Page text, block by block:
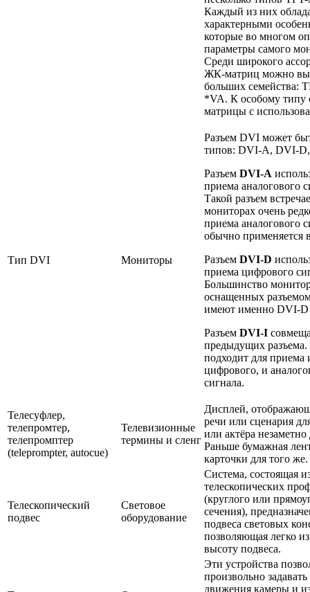
Каждый из них
характерными
которые во многом
параметры самого
Среди широкого
ЖК-матриц можно
больших семейства:
*VA. К особому типу
матрицы с
Тип DVI Мониторы
Разъем DVI может
типов: DVI-A, DVI-
Разъем DVI-A
приема аналогового
Такой разъем
мониторах очень
приема аналогового
обычно применяется
Разъем DVI-D
приема цифрового
Большинство
оснащенных
имеют именно DVI-D
Разъем DVI-I
предыдущих
подходит для приема
цифрового, и
сигнала.
Телесуфлер,
телепромтер,
телепромптер
(teleprompter, autocue)
Телевизионные
термины и сленг
Дисплей,
речи или сценария
или актёра незаметно
Раньше бумажная
карточки для того же.
Телескопический
подвес
Световое
оборудование
Система, состоящая
телескопических
(круглого или
сечения),
подвеса световых
позволяющая легко
высоту подвеса.
Эти устройства
произвольно
движения камеры и